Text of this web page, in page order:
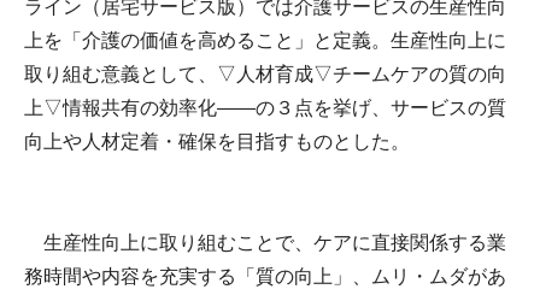
ライン（居宅サービス版）では介護サービスの生産性向
上を「介護の価値を高めること」と定義。生産性向上に
取り組む意義として、▽人材育成▽チームケアの質の向
上▽情報共有の効率化――の３点を挙げ、サービスの質
向上や人材定着・確保を目指すものとした。
生産性向上に取り組むことで、ケアに直接関係する業
務時間や内容を充実する「質の向上」、ムリ・ムダがあ